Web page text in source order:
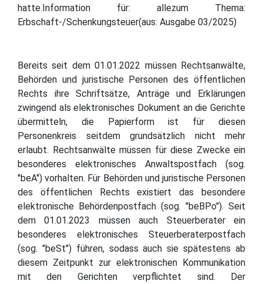
hatte.Information für: allezum Thema:
Erbschaft-/Schenkungsteuer(aus: Ausgabe 03/2025)
Bereits seit dem 01.01.2022 müssen Rechtsanwälte,
Behörden und juristische Personen des öffentlichen
Rechts ihre Schriftsätze, Anträge und Erklärungen
zwingend als elektronisches Dokument an die Gerichte
übermitteln, die Papierform ist für diesen
Personenkreis seitdem grundsätzlich nicht mehr
erlaubt. Rechtsanwälte müssen für diese Zwecke ein
besonderes elektronisches Anwaltspostfach (sog.
"beA") vorhalten. Für Behörden und juristische Personen
des öffentlichen Rechts existiert das besondere
elektronische Behördenpostfach (sog. "beBPo"). Seit
dem 01.01.2023 müssen auch Steuerberater ein
besonderes elektronisches Steuerberaterpostfach
(sog. "beSt") führen, sodass auch sie spätestens ab
diesem Zeitpunkt zur elektronischen Kommunikation
mit den Gerichten verpflichtet sind. Der